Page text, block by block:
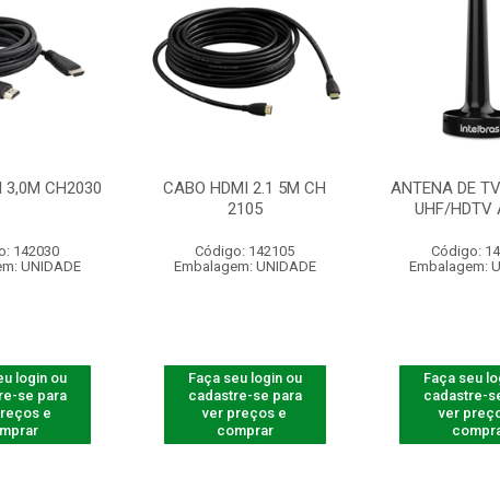
3,0M CH2030
142030
UNIDADE
login ou
se para
e
CABO HDMI 2.1 5M CH
2105
Código: 142105
Embalagem: UNIDADE
Faça seu login ou
cadastre-se para
ver preços e
comprar
ANTENA DE
UHF/HDTV
Código:
Embalagem:
Faça seu
cadastre-
ver